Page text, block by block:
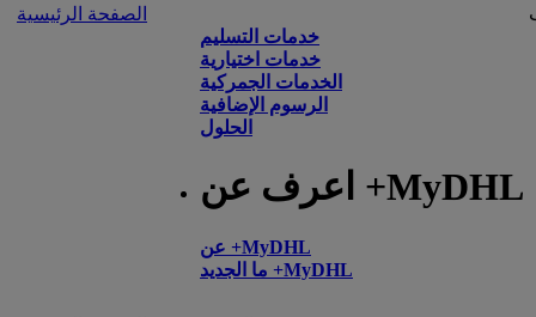
الصفحة الرئيسية
خدمات التسليم
خدمات اختيارية
الخدمات الجمركية
الرسوم الإضافية
الحلول
اعرف عن +MyDHL
عن +MyDHL
ما الجديد +MyDHL